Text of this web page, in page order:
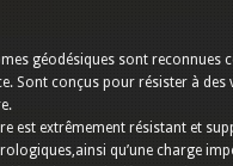
géodésiques sont reconnues
Sont conçus pour résister à
est extrêmement résistant et
qu’une charge